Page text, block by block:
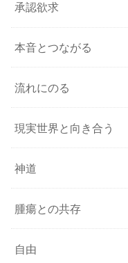
承認欲求
本音とつながる
流れにのる
現実世界と向き合う
神道
腫瘍との共存
自由